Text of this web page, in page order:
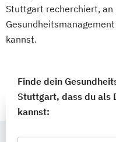
Stuttgart recherchiert, an
kannst.
Finde dein
Stuttgart, dass du als
kannst: